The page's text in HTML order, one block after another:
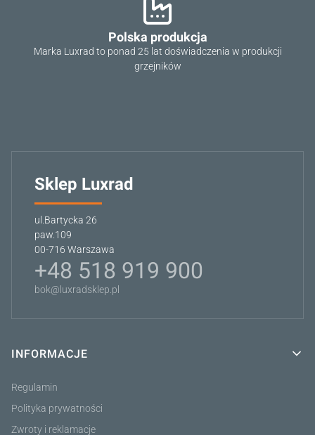
Polska produkcja
Marka Luxrad to ponad 25 lat doświadczenia w produkcji
grzejników
Sklep Luxrad
ul.Bartycka 26
paw.109
00-716 Warszawa
+48 518 919 900
bok@luxradsklep.pl
Linki w stopce
INFORMACJE
Regulamin
Polityka prywatności
Zwroty i reklamacje